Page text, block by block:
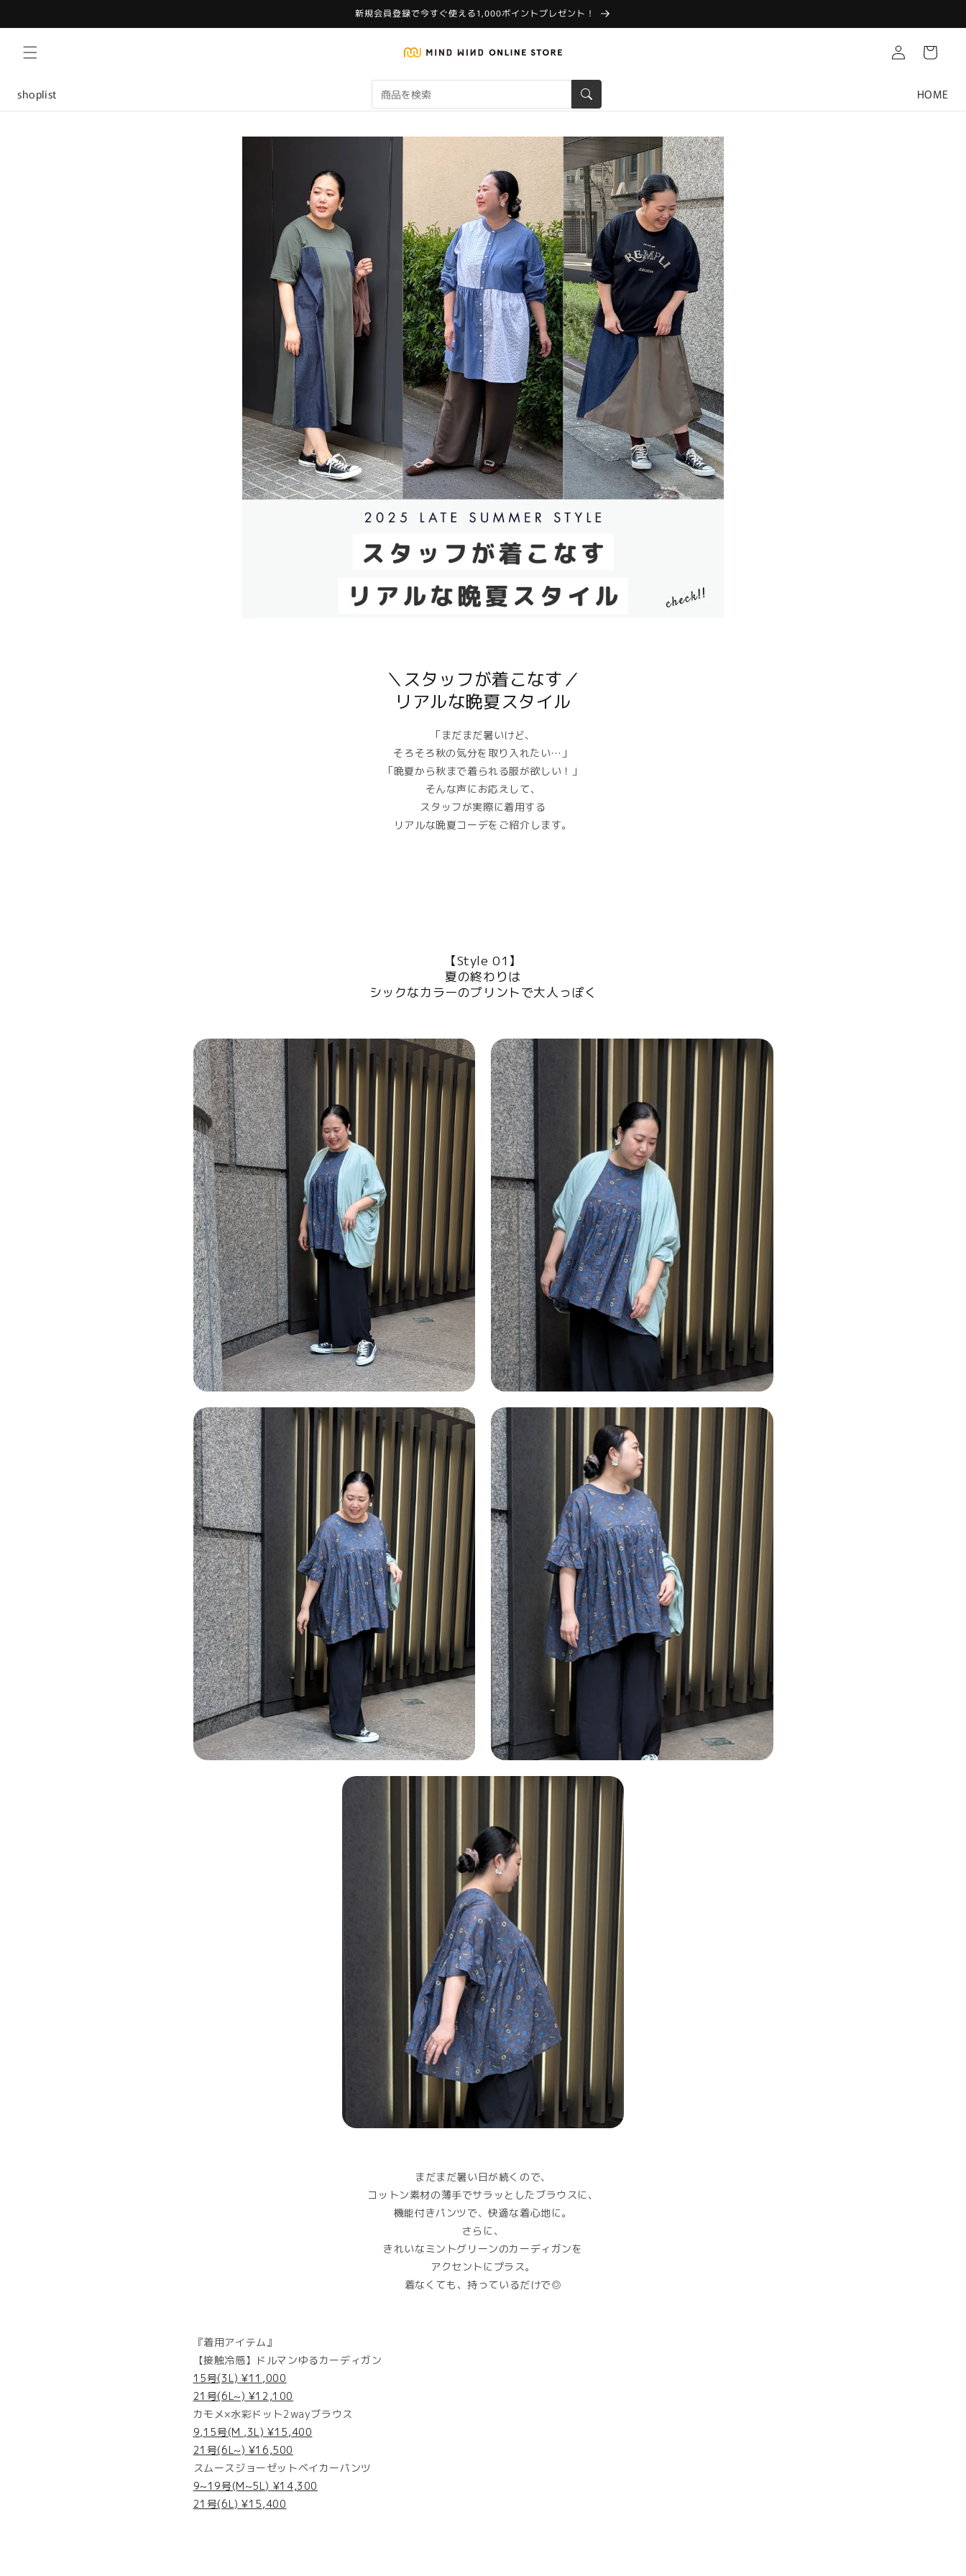
進む
新規会員登録で今すぐ使える1,000ポイントプレゼント！
missing:
ー
shoplist HOME
＼スタッフが着こなす／
リアルな晩夏スタイル
「まだまだ暑いけど、
そろそろ秋の気分を取り入れたい…」
「晩夏から秋まで着られる服が欲しい！」
そんな声にお応えして、
スタッフが実際に着用する
リアルな晩夏コーデをご紹介します。
【Style 01】
夏の終わりは
シックなカラーのプリントで大人っぽく
まだまだ暑い日が続くので、
コットン素材の薄手でサラッとしたブラウスに、
機能付きパンツで、快適な着心地に。
さらに、
きれいなミントグリーンのカーディガンを
アクセントにプラス。
着なくても、持っているだけで◎
『着用アイテム』
【接触冷感】ドルマンゆるカーディガン
15号(3L) ¥11,000
21号(6L~) ¥12,100
カモメ×水彩ドット2wayブラウス
9,15号(M ,3L) ¥15,400
21号(6L~) ¥16,500
スムースジョーゼットベイカーパンツ
9~19号(M~5L) ¥14,300
21号(6L) ¥15,400